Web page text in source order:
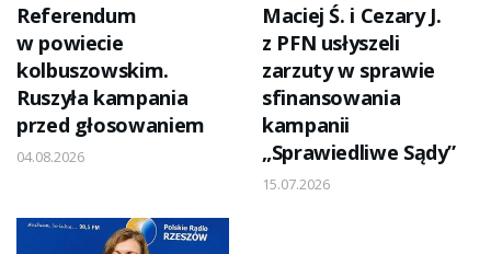
Referendum
w powiecie
kolbuszowskim.
Ruszyła kampania
przed głosowaniem
04.08.2026
Maciej Ś. i Cezary J.
z PFN usłyszeli
zarzuty w sprawie
sfinansowania
kampanii
„Sprawiedliwe Sądy”
15.07.2026